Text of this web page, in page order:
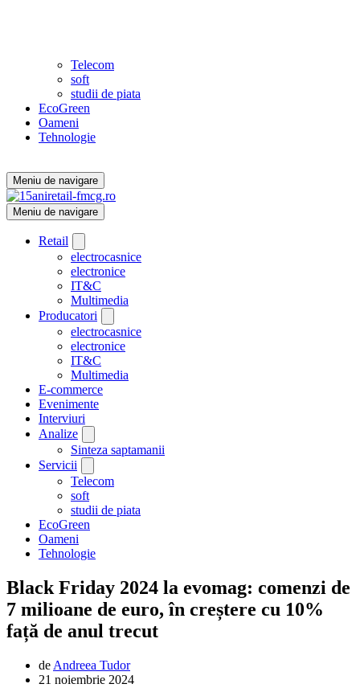
Telecom
soft
studii de piata
EcoGreen
Oameni
Tehnologie
Meniu de navigare
Meniu de navigare
Retail
electrocasnice
electronice
IT&C
Multimedia
Producatori
electrocasnice
electronice
IT&C
Multimedia
E-commerce
Evenimente
Interviuri
Analize
Sinteza saptamanii
Servicii
Telecom
soft
studii de piata
EcoGreen
Oameni
Tehnologie
Black Friday 2024 la evomag: comenzi de
7 milioane de euro, în creștere cu 10%
față de anul trecut
de Andreea Tudor
21 noiembrie 2024